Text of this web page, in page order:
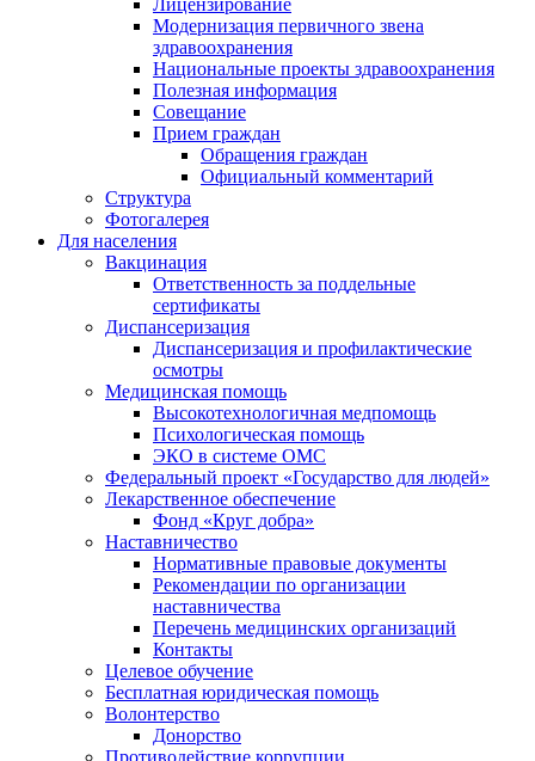
Модернизация первичного звена
здравоохранения
Национальные проекты здравоохранения
Полезная информация
Совещание
Прием граждан
Обращения граждан
Официальный комментарий
Структура
Фотогалерея
Для населения
Вакцинация
Ответственность за поддельные
сертификаты
Диспансеризация
Диспансеризация и профилактические
осмотры
Медицинская помощь
Высокотехнологичная медпомощь
Психологическая помощь
ЭКО в системе ОМС
Федеральный проект «Государство для людей»
Лекарственное обеспечение
Фонд «Круг добра»
Наставничество
Нормативные правовые документы
Рекомендации по организации
наставничества
Перечень медицинских организаций
Контакты
Целевое обучение
Бесплатная юридическая помощь
Волонтерство
Донорство
Противодействие коррупции